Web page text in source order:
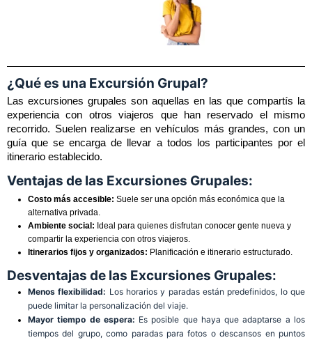
¿Qué es una Excursión Grupal?
Las excursiones grupales son aquellas en las que compartís la
experiencia con otros viajeros que han reservado el mismo
recorrido. Suelen realizarse en vehículos más grandes, con un
guía que se encarga de llevar a todos los participantes por el
itinerario establecido.
Ventajas de las Excursiones Grupales:
Costo más accesible: Suele ser una opción más económica que la
alternativa privada.
Ambiente social: Ideal para quienes disfrutan conocer gente nueva y
compartir la experiencia con otros viajeros.
Itinerarios fijos y organizados: Planificación e itinerario estructurado.
Desventajas de las Excursiones Grupales:
Menos flexibilidad: Los horarios y paradas están predefinidos, lo que
puede limitar la personalización del viaje.
Mayor tiempo de espera: Es posible que haya que adaptarse a los
tiempos del grupo, como paradas para fotos o descansos en puntos